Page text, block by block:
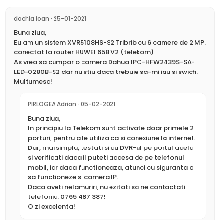
Camera IPC-HFW2439S-SA-LED-0280B-S2 de la Dahua,
este echipata cu un senzor de imagine ultra-performant,
ce ofera imagini color chiar si in cele mai slabe conditii de
iluminat. Aceasta functie, impreuna cu iluminatorul LED cu
pana la 30 metri, ajuta la detectarea cat mai exacta a
24/7 Monitorizare color
a€¢ Imagini color si detalii impresionante in cele mai
slabe conditii de iluminat
a€¢ Creste procentul de acuratete al detectarii
oamenilor sau a masinilor, avand o zona mai luminata
Calitate video excelenta in intuneric
a€¢ Produce o lumina calda si folosind LED-urile auxiliare,
dochia ioan · 25-01-2021
Buna ziua,
Eu am un sistem XVR5108HS-S2 Tribrib cu 6 camere de 2 MP.
conectat la router HUWEI 658 V2 (telekom)
As vrea sa cumpar o camera Dahua IPC-HFW2439S-SA-
LED-0280B-S2 dar nu stiu daca trebuie sa-mi iau si swich.
Multumesc!
PIRLOGEA Adrian · 05-02-2021
Buna ziua,
In principiu la Telekom sunt activate doar primele 2
porturi, pentru a le utiliza ca si conexiune la internet.
Dar, mai simplu, testati si cu DVR-ul pe portul acela
si verificati daca il puteti accesa de pe telefonul
mobil, iar daca functioneaza, atunci cu siguranta o
sa functioneze si camera IP.
Daca aveti nelamuriri, nu ezitati sa ne contactati
telefonic: 0765 487 387!
O zi excelenta!